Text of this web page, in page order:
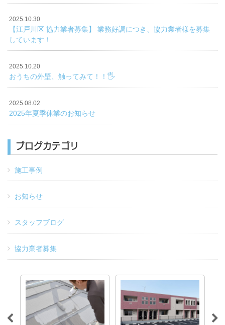
2025.10.30
【江戸川区 協力業者募集】 業務好調につき、協力業者様を募集
しています！
2025.10.20
おうちの外壁、触ってみて！！🖐️
2025.08.02
2025年夏季休業のお知らせ
ブログカテゴリ
施工事例
お知らせ
スタッフブログ
協力業者募集